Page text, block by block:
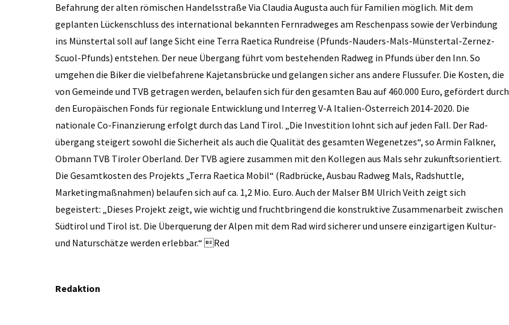
Befahrung der alten römischen Handelsstraße Via Claudia Augusta auch für Familien möglich. Mit dem
geplanten Lückenschluss des international bekannten Fernradweges am Reschenpass sowie der Verbindung
ins Münstertal soll auf lange Sicht eine Terra Raetica Rundreise (Pfunds-Nauders-Mals-Münstertal-Zernez-
Scuol-Pfunds) entstehen. Der neue Übergang führt vom bestehenden Radweg in Pfunds über den Inn. So
umgehen die Biker die vielbefahrene Kajetansbrücke und gelangen sicher ans andere Flussufer. Die Kosten, die
von Gemeinde und TVB getragen werden, belaufen sich für den gesamten Bau auf 460.000 Euro, gefördert durch
den Europäischen Fonds für regionale Entwicklung und Interreg V-A Italien-Österreich 2014-2020. Die
nationale Co-Finanzierung erfolgt durch das Land Tirol. „Die Investition lohnt sich auf jeden Fall. Der Rad­
übergang steigert sowohl die Sicherheit als auch die Qualität des gesamten Wegenetzes“, so Armin Falkner,
Obmann TVB Tiroler Oberland. Der TVB agiere zusammen mit den Kollegen aus Mals sehr zukunftsorientiert.
Die Gesamtkosten des Projekts „Terra Raetica Mobil“ (Radbrücke, Ausbau Radweg Mals, Radshuttle,
Marketingmaßnahmen) belaufen sich auf ca. 1,2 Mio. Euro. Auch der Malser BM Ulrich Veith zeigt sich
begeistert: „Dieses Projekt zeigt, wie wichtig und fruchtbringend die konstruktive Zusammenarbeit zwischen
Südtirol und Tirol ist. Die Überquerung der Alpen mit dem Rad wird sicherer und unsere einzigartigen Kultur-
und Naturschätze werden erlebbar.“ Red
Redaktion